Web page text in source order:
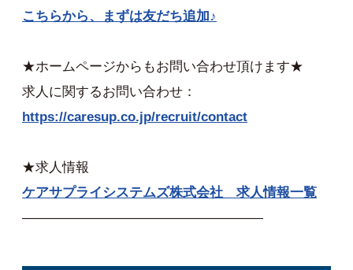
こちらから、まずは友だち追加♪
★ホームページからもお問い合わせ頂けます★
求人に関するお問い合わせ：
https://caresup.co.jp/recruit/contact
★求人情報
ケアサプライシステムズ株式会社 求人情報一覧
——————————————————